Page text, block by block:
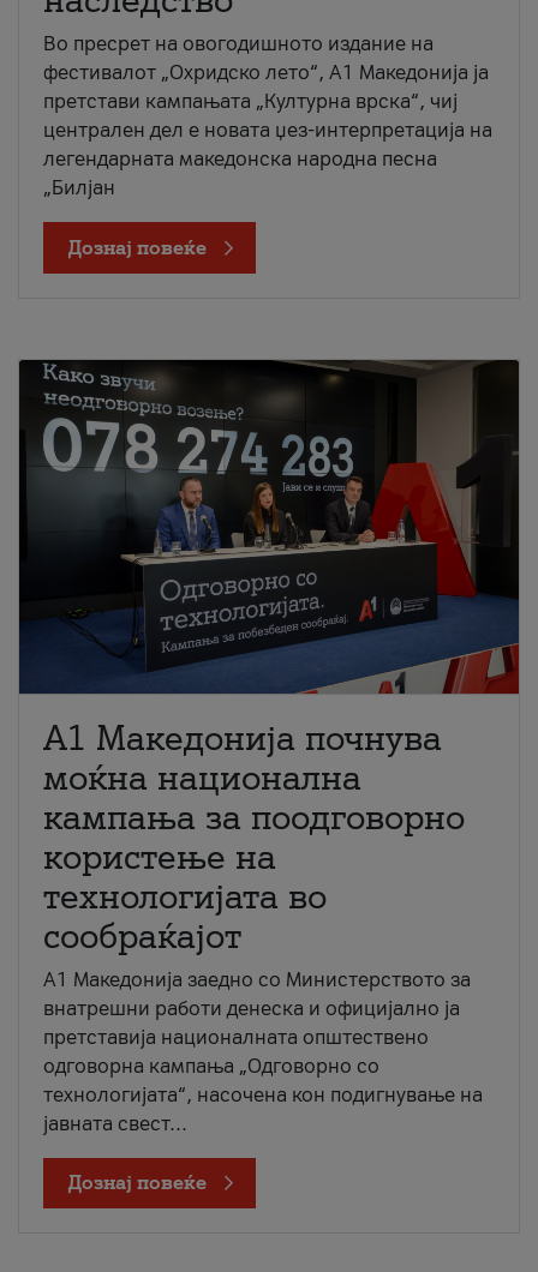
Во пресрет на овогодишното издание на
фестивалот „Охридско лето“, А1 Македонија ја
претстави кампањата „Културна врска“, чиј
централен дел е новата џез-интерпретација на
легендарната македонска народна песна
„Билјан
Дознај повеќе
A1 Македонија почнува
моќна национална
кампања за поодговорно
користење на
технологијата во
сообраќајот
A1 Македонија заедно со Министерството за
внатрешни работи денеска и официјално ја
претставија националната општествено
одговорна кампања „Одговорно со
технологијата“, насочена кон подигнување на
јавната свест...
Дознај повеќе